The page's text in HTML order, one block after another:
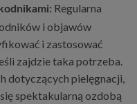
Regularna
i objawów
i zastosować
zajdzie taka potrzeba.
dotyczących pielęgnacji,
spektakularną ozdobą